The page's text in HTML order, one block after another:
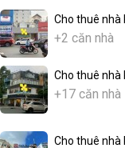
Cho thuê nhà
+2 căn nhà
Cho thuê nhà
+17 căn nhà
Cho thuê nhà